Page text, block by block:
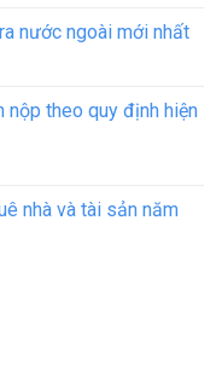
nước ngoài mới nhất
nộp theo quy định hiện
nhà và tài sản năm